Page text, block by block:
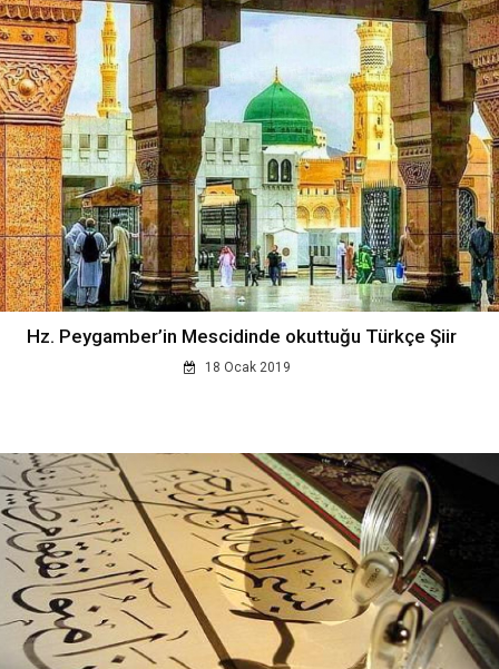
Hz. Peygamber’in Mescidinde okuttuğu Türkçe Şiir
18 Ocak 2019